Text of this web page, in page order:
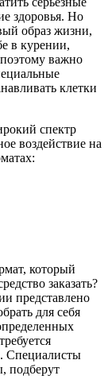
здоровья. Но
образ жизни,
в курении,
важно
клетки
спектр
воздействие на
который
заказать?
представлено
для себя
Специалисты
подберут